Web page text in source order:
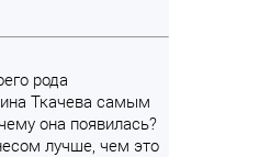
рода
Ткачева самым
она появилась?
лучше, чем это